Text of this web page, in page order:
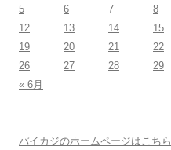
5
6 7 8
12
13 14 15
19
20 21 22
26
27 28 29
« 6月
パイカジのホームページはこちら